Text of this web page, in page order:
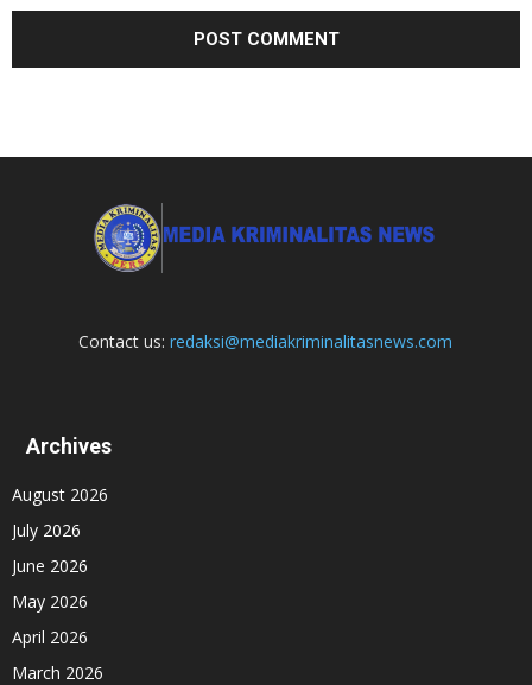
Contact us:redaksi@mediakriminalitasnews.com
Archives
August 2026
July 2026
June 2026
May 2026
April 2026
March 2026